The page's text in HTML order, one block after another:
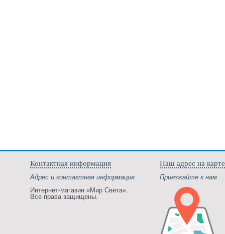
Контактная информация
Адрес и контактная информация
Интернет-магазин «Мир Света».
Все права защищены.
Наш адрес на карте
Приезжайте к нам .